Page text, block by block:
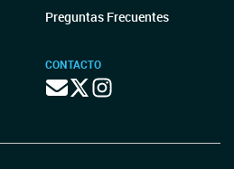
Preguntas Frecuentes
CONTACTO